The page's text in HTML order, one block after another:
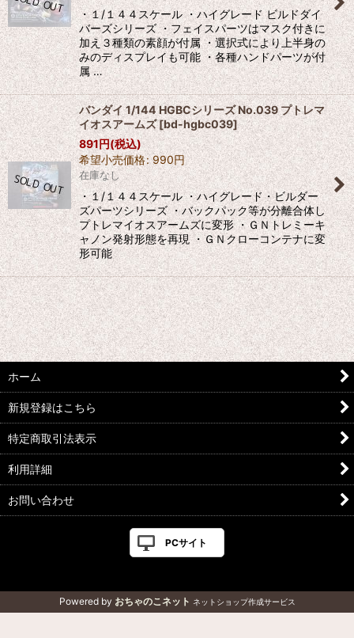
・１/１４４スケール ・ハイグレード ビルドダイ
バーズシリーズ ・フェイスパーツはマスク付きに
加え３種類の素顔が付属 ・選択式により上半身の
みのディスプレイも可能 ・各種ハンドパーツが付
属 …
バンダイ 1/144 HGBCシリーズ No.039 プトレマ
イオスアームズ[bd-hgbc039]
891円(税込)
希望小売価格: 990円
在庫なし
・１/１４４スケール ・ハイグレード・ビルダー
ズパーツシリーズ ・バックパック等が分離合体し
プトレマイオスアームズに変形 ・ＧＮトレミーキ
ャノン発射形態を再現 ・ＧＮクローコンテナに変
形可能
ホーム
新規登録はこちら
特定商取引法表示
利用詳細
お問い合わせ
PCサイト
Powered by おちゃのこネット ネットショップ作成サービス